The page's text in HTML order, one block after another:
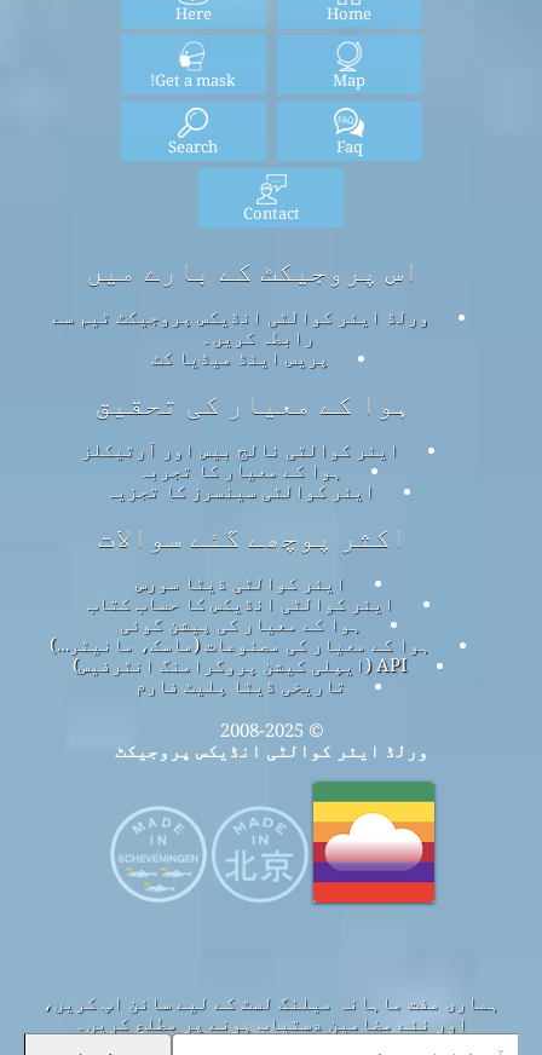
Home
Here
Map
Get a mask!
Faq
Search
Contact
اس پروجیکٹ کے بارے میں
ورلڈ ایئر کوالٹی انڈیکس پروجیکٹ ٹیم سے
رابطہ کریں۔
پریس اینڈ میڈیا کٹ
ہوا کے معیار کی تحقیق
ایئر کوالٹی نالج بیس اور آرٹیکلز
ہوا کے معیار کا تجربہ
ایئر کوالٹی سینسرز کا تجزیہ
اکثر پوچھے گئے سوالات
ایئر کوالٹی ڈیٹا سورس
ایئر کوالٹی انڈیکس کا حساب کتاب
ہوا کے معیار کی پیشن گوئی
ہوا کے معیار کی مصنوعات (ماسک، مانیٹر…)
API (ایپلی کیشن پروگرامنگ انٹرفیس)
تاریخی ڈیٹا پلیٹ فارم
© 2008-2025
ورلڈ ایئر کوالٹی انڈیکس پروجیکٹ
ہماری مفت ماہانہ میلنگ لسٹ کے لیے سائن اپ کریں،
اور نئے مضامین دستیاب ہونے پر مطلع کریں۔